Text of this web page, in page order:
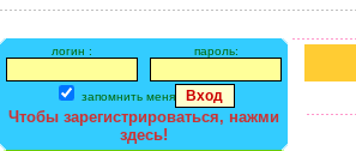
логин : пароль:
запомнить меня
Чтобы зарегистрироваться, нажми
здесь!